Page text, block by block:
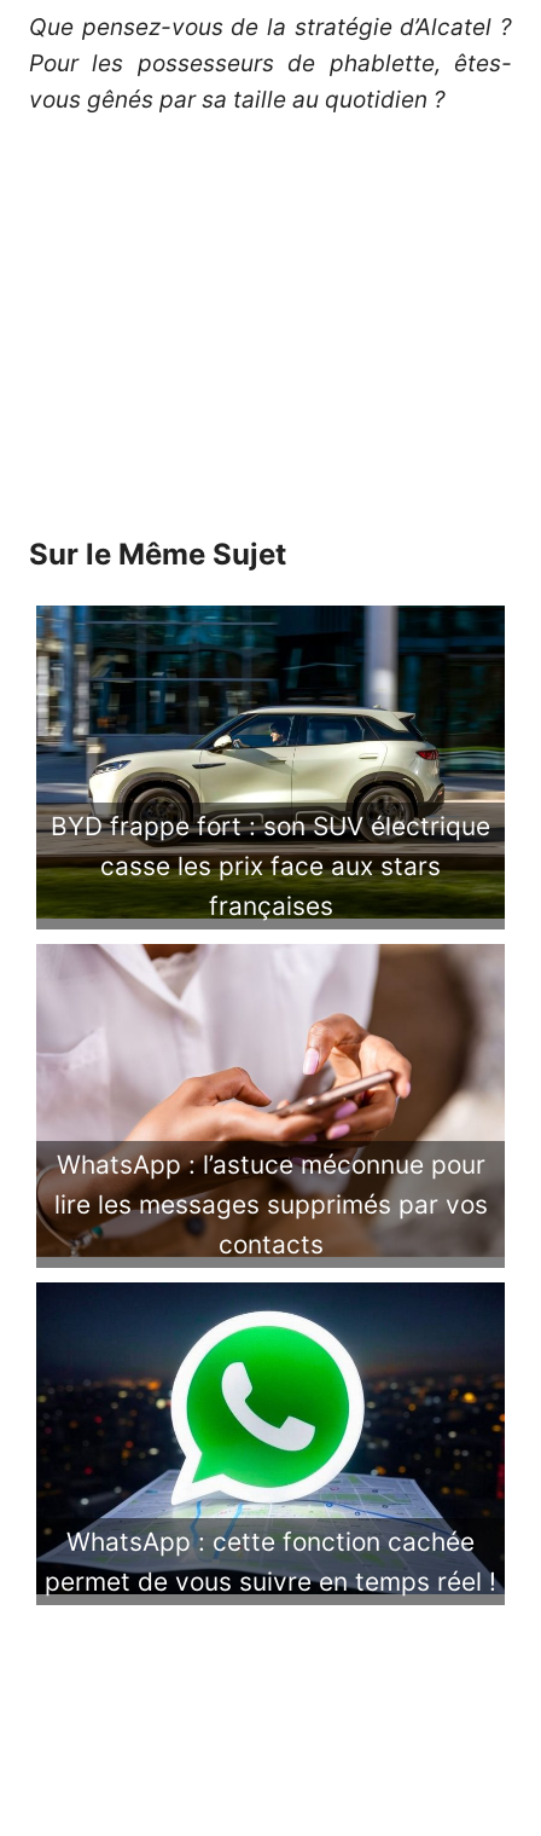
Que pensez-vous de la stratégie d’Alcatel ?
Pour les possesseurs de phablette, êtes-
vous gênés par sa taille au quotidien ?
Sur le Même Sujet
BYD frappe fort : son SUV électrique
casse les prix face aux stars
françaises
WhatsApp : l’astuce méconnue pour
lire les messages supprimés par vos
contacts
WhatsApp : cette fonction cachée
permet de vous suivre en temps réel !